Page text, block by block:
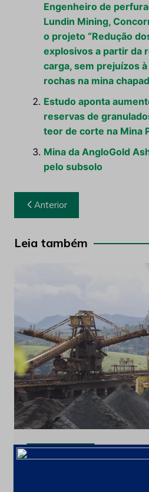
Engenheiro de
Lundin Mining,
o projeto “Redução
explosivos a partir da
carga, sem prejuízos
rochas na mina
Estudo aponta
reservas de
teor de corte na Mina
Mina da AngloGold
pelo subsolo
Navegação
de
Post
Anterior
Leia também
Últimas notícias